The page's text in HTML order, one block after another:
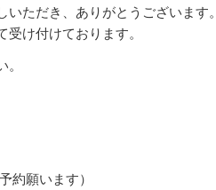
ただき、ありがとうございます。
け付けております。
約願います）